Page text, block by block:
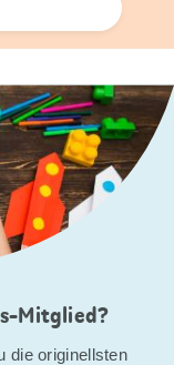
Mitglied?
die originellsten